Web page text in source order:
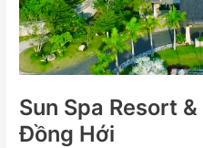
Sun Spa Resort
Đồng Hới
Hới